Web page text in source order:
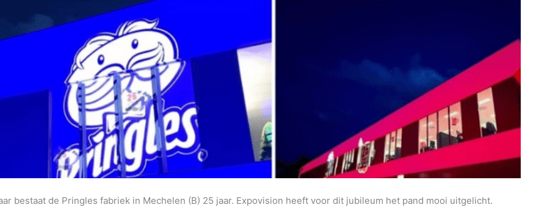
bestaat de Pringles fabriek in Mechelen (B) 25 jaar. Expovision heeft voor dit jubileum het pand mooi uitgelicht.